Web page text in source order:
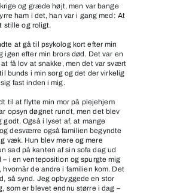
og græde højt, men var bange
ham i det, han var i gang med: At
stille og roligt.
at gå til psykolog kort efter min
igen efter min brors død. Det var en
få lov at snakke, men det var svært
bunds i min sorg og det der virkelig
fast inden i mig.
til at flytte min mor på plejehjem
opsyn døgnet rundt, men det blev
godt. Også i lyset af, at mange
desværre også familien begyndte
væk. Hun blev mere og mere
sad på kanten af sin sofa dag ud
– i en venteposition og spurgte mig
hvornår de andre i familien kom. Det
så synd. Jeg opbyggede en stor
som er blevet endnu større i dag –